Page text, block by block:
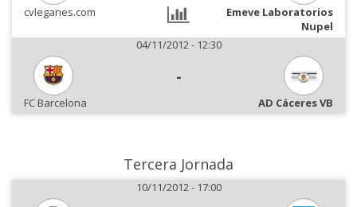
cvleganes.com
Emeve Laboratorios
Nupel
04/11/2012 - 12:30
-
FC Barcelona AD Cáceres VB
Tercera Jornada
10/11/2012 - 17:00